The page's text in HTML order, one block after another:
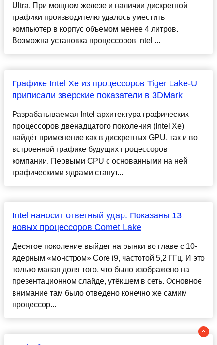
Ultra. При мощном железе и наличии дискретной
графики производителю удалось уместить
компьютер в корпус объемом менее 4 литров.
Возможна установка процессоров Intel ...
Графике Intel Xe из процессоров Tiger Lake-U
приписали зверские показатели в 3DMark
Разрабатываемая Intel архитектура графических
процессоров двенадцатого поколения (Intel Xe)
найдёт применение как в дискретных GPU, так и во
встроенной графике будущих процессоров
компании. Первыми CPU с основанными на ней
графическими ядрами станут...
Intel наносит ответный удар: Показаны 13
новых процессоров Comet Lake
Десятое поколение выйдет на рынки во главе с 10-
ядерным «монстром» Core i9, частотой 5,2 ГГц. И это
только малая доля того, что было изображено на
презентационном слайде, утёкшем в сеть. Основное
внимание там было отведено конечно же самим
процессор...